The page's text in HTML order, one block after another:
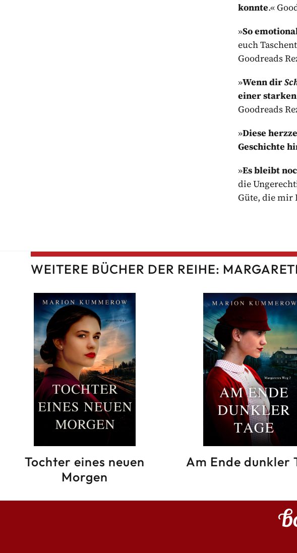
konnte.«
»So
euch
Goodreads
»Wenn dir
einer
Goodreads
»Diese
Geschichte
»Es bleibt
die
Güte, die mir
WEITERE BÜCHER DER REIHE:
Tochter eines neuen
Morgen
Am Ende dunkler